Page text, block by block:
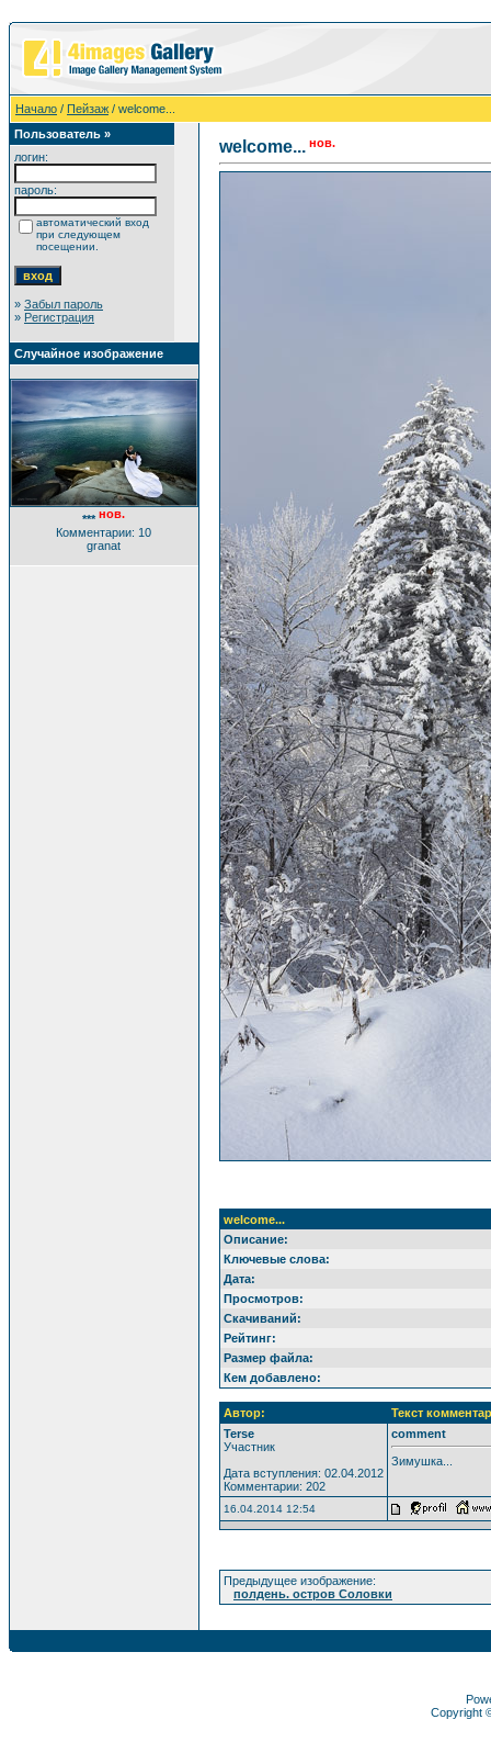
Начало / Пейзаж / welcome...
Пользователь »
логин:
пароль:
автоматический вход
при следующем
посещении.
» Забыл пароль
» Регистрация
Случайное изображение
*** нов.
Комментарии: 10
granat
welcome... нов.
welcome...
Описание:
Ключевые слова:
Дата:
Просмотров:
Скачиваний:
Рейтинг:
Размер файла:
Кем добавлено:
Автор:
Текст
Terse
Участник
Дата вступления: 02.04.2012
Комментарии: 202
comment
Зимушка...
16.04.2014 12:54
Предыдущее изображение:
полдень. остров Соловки
Copyright